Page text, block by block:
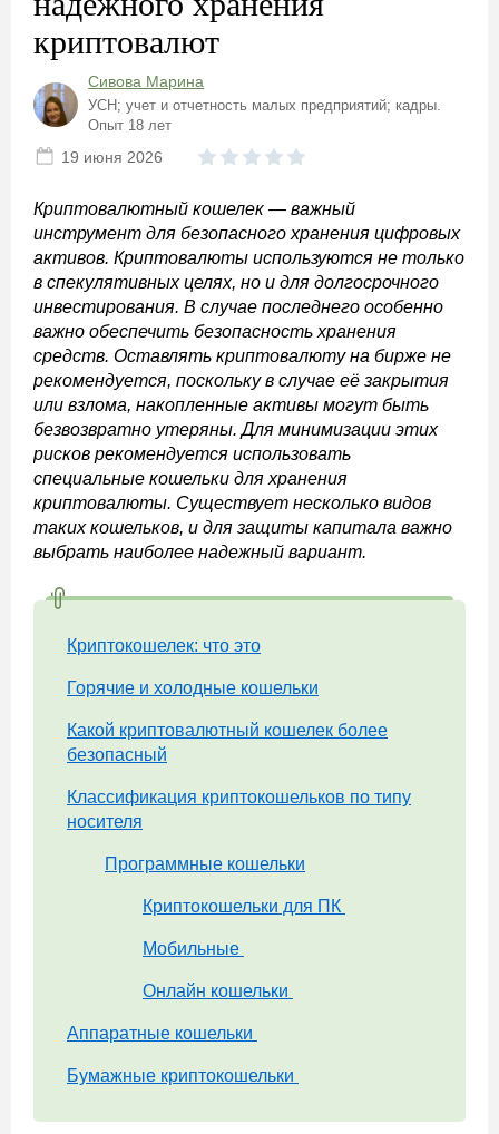
криптовалют
Сивова Марина
УСН; учет и отчетность малых предприятий; кадры.
Опыт 18 лет
19 июня 2026
Криптовалютный кошелек — важный
инструмент для безопасного хранения цифровых
активов. Криптовалюты используются не только
в спекулятивных целях, но и для долгосрочного
инвестирования. В случае последнего особенно
важно обеспечить безопасность хранения
средств. Оставлять криптовалюту на бирже не
рекомендуется, поскольку в случае её закрытия
или взлома, накопленные активы могут быть
безвозвратно утеряны. Для минимизации этих
рисков рекомендуется использовать
специальные кошельки для хранения
криптовалюты. Существует несколько видов
таких кошельков, и для защиты капитала важно
выбрать наиболее надежный вариант.
Криптокошелек: что это
Горячие и холодные кошельки
Какой криптовалютный кошелек более
безопасный
Классификация криптокошельков по типу
носителя
Программные кошельки
Криптокошельки для ПК
Мобильные
Онлайн кошельки
Аппаратные кошельки
Бумажные криптокошельки